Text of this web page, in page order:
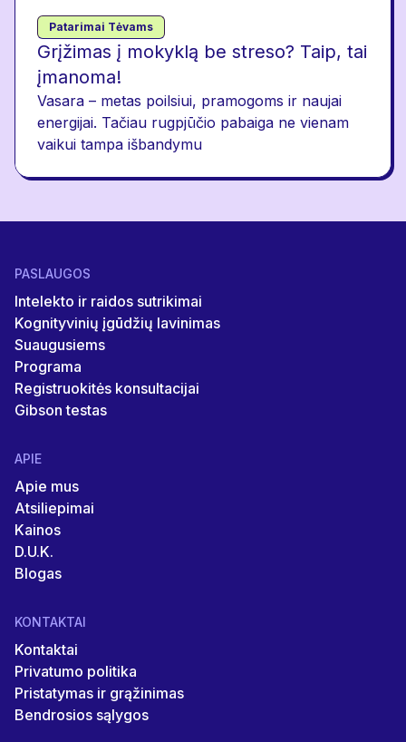
Patarimai Tėvams
Grįžimas į mokyklą be streso? Taip, tai
įmanoma!
Vasara – metas poilsiui, pramogoms ir naujai
energijai. Tačiau rugpjūčio pabaiga ne vienam
vaikui tampa išbandymu
PASLAUGOS
Intelekto ir raidos sutrikimai
Kognityvinių įgūdžių lavinimas
Suaugusiems
Programa
Registruokitės konsultacijai
Gibson testas
APIE
Apie mus
Atsiliepimai
Kainos
D.U.K.
Blogas
KONTAKTAI
Kontaktai
Privatumo politika
Pristatymas ir grąžinimas
Bendrosios sąlygos